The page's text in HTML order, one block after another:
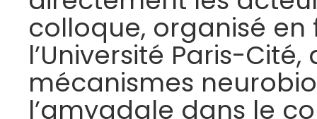
colloque, organisé
l’Université Paris-
mécanismes
l’amygdale dans le